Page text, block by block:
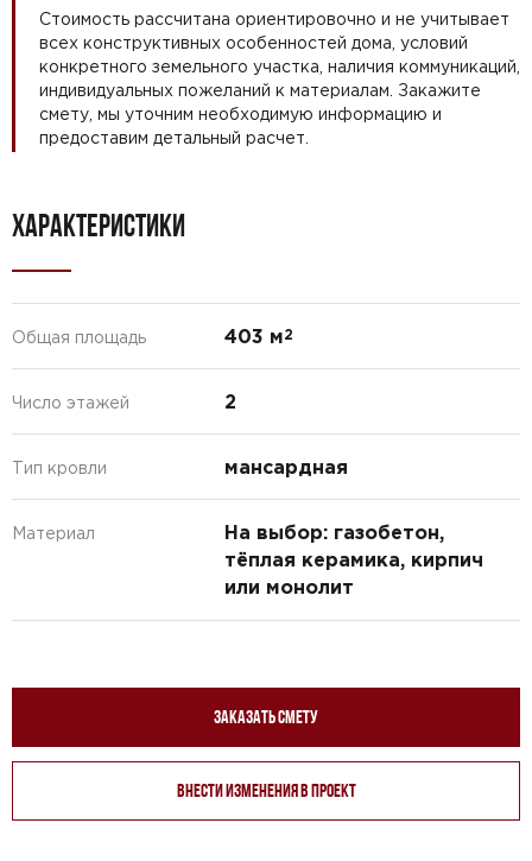
Стоимость рассчитана ориентировочно и не учитывает
всех конструктивных особенностей дома, условий
конкретного земельного участка, наличия коммуникаций,
индивидуальных пожеланий к материалам. Закажите
смету, мы уточним необходимую информацию и
предоставим детальный расчет.
ХАРАКТЕРИСТИКИ
Общая площадь 403 м2
Число этажей 2
Тип кровли мансардная
Материал
На выбор: газобетон,
тёплая керамика, кирпич
или монолит
Заказать смету
Внести изменения в проект